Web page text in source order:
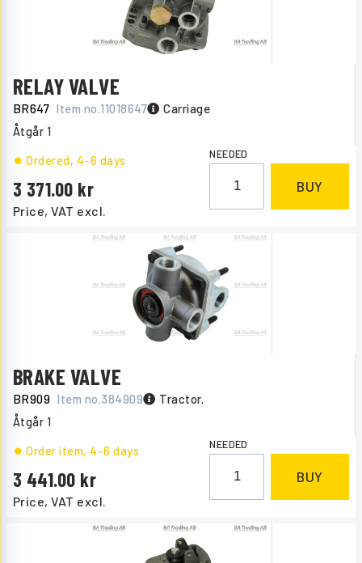
RELAY VALVE
BR647 Item no. 11018647 Carriage
Åtgår 1
Price, VAT excl.
3 371.00
Ordered, 4-6 days NEEDED
BUY
BRAKE VALVE
BR909 Item no.384909 Tractor.
Åtgår 1
Price, VAT excl.
3 441.00
Order item, 4-6 days NEEDED
BUY